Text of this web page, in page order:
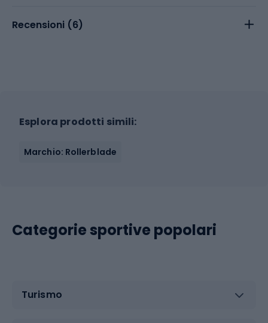
Recensioni (6)
Esplora prodotti simili:
Marchio: Rollerblade
Categorie sportive popolari
Turismo